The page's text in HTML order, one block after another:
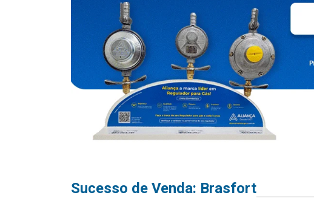
Sucesso de Venda: Brasfort